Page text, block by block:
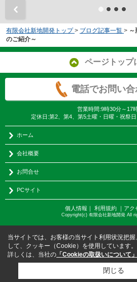
有限会社新地開発トップ > ブログ記事一覧 >
のご紹介～
ページトップ
電話でお問い
営業時間:9時30分～17
定休日:第2、第4、第5土曜・日曜・祝祭
ホーム
会社概要
お問合せ
PCサイト
個人情報 ｜ 利用規約｜ アク
Copyright(c) 有限会社新地開発 All
当サイトでは、お客様の当サイト利用状況把
して、クッキー（Cookie）を使用しています。
詳しくは、当社の 「Cookieの取扱いについて」
閉じる